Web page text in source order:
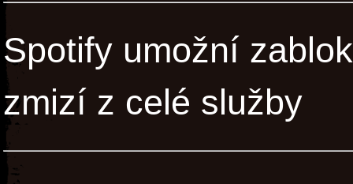
Spotify umožní
zmizí z celé služby